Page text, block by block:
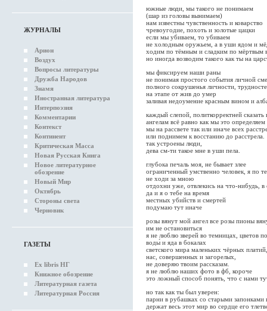
ЖУРНАЛЫ
Арион
Воздух
Вопросы литературы
Дружба Народов
Знамя
Иностранная литература
Интерпоэзия
Комментарии
Контекст
Континент
Критическая Масса
Новая Русская Книга
Новое литературное
обозрение
Новый Мир
Октябрь
Стороны света
Черновик
ГАЗЕТЫ
Ex libris НГ
Книжное обозрение
Литературная газета
Литературная Россия
южные люди, мы такого не понимаем
(шар из головы вынимаем)
нам известны чувственность и коварство
чревоугодие, похоть и золотые цацки
если мы убиваем, то убиваем
не холодным оружьем, а в уши ядом и
ходим по тёмным и сладким по мёртвым
но иногда возводим такого как ты на
мы фиксируем наши раны
не понимая простого события личной
полного сокрушенья личности,
на этапе от жив до умер
заливая недоумение красным вином и
каждый слепой, политкорректней сказать
ангелам всё равно как мы это определяем
мы на рассвете так или иначе всех
или поднимем к восстанию до расстрела.
так устроены люди,
дева см-ти такое мне в уши пела.
глубока печаль моя, не бывает злее
ограниченный умственно человек, я по
не ходи за мною
отдохни уже, отвлекись на что-нибудь, в
да и я о тебе на время
местных убийств и смертей
подумаю тут иначе
розы вянут мой ангел все розы пионы
им не остановиться
я не люблю зверей во темницах, цветов
воды́ и яда в бокалах
светского мира маленьких чёрных
нас, совершенных и загорелых,
не доверяю твоим рассказам.
я не люблю наших фото в фб, короче
это ложный способ понять, что с нами
но так как ты был уверен:
парни в рубашках со старыми
держат весь этот мир во сердце его